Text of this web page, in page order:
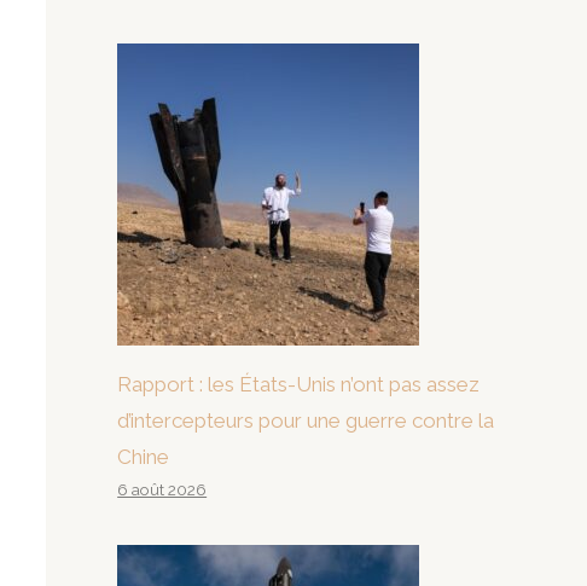
Rapport : les États-Unis n’ont pas assez
d’intercepteurs pour une guerre contre la
Chine
6 août 2026